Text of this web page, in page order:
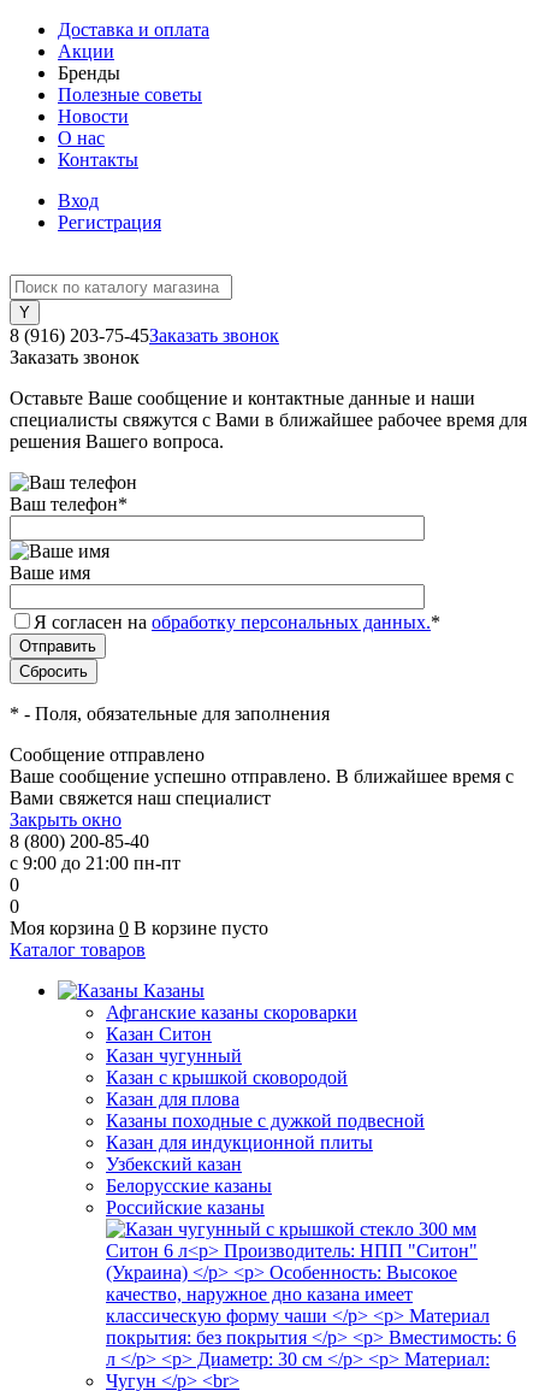
Доставка и оплата
Акции
Бренды
Полезные советы
Новости
О нас
Контакты
Вход
Регистрация
8 (916) 203-75-45Заказать звонок
Заказать звонок
Оставьте Ваше сообщение и контактные данные и наши
специалисты свяжутся с Вами в ближайшее рабочее время для
решения Вашего вопроса.
Ваш телефон*
Ваше имя
Я согласен на обработку персональных данных.*
* - Поля, обязательные для заполнения
Сообщение отправлено
Ваше сообщение успешно отправлено. В ближайшее время с
Вами свяжется наш специалист
Закрыть окно
8 (800) 200-85-40
с 9:00 до 21:00 пн-пт
0
0
Моя корзина 0 В корзине пусто
Каталог товаров
Казаны
Афганские казаны скороварки
Казан Ситон
Казан чугунный
Казан с крышкой сковородой
Казан для плова
Казаны походные с дужкой подвесной
Казан для индукционной плиты
Узбекский казан
Белорусские казаны
Российские казаны